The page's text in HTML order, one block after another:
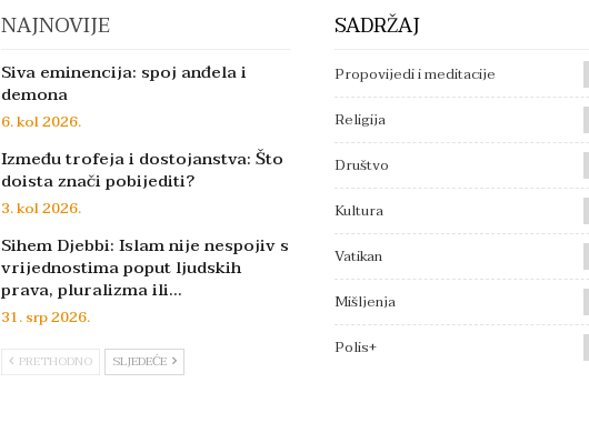
NAJNOVIJE
Siva eminencija: spoj anđela i
demona
6. kol 2026.
Između trofeja i dostojanstva: Što
doista znači pobijediti?
3. kol 2026.
Sihem Djebbi: Islam nije nespojiv s
vrijednostima poput ljudskih
prava, pluralizma ili…
31. srp 2026.
PRETHODNO SLJEDEĆE
SADRŽAJ
Propovijedi i meditacije
Religija
Društvo
Kultura
Vatikan
Mišljenja
Polis+